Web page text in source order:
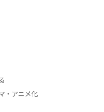
・アニメ化